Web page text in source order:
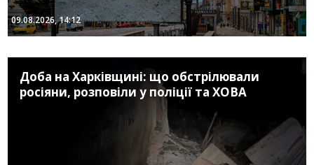
09.08.2026, 14:12
Доба на Харківщині: що обстрілювали
росіяни, розповіли у поліції та ХОВА